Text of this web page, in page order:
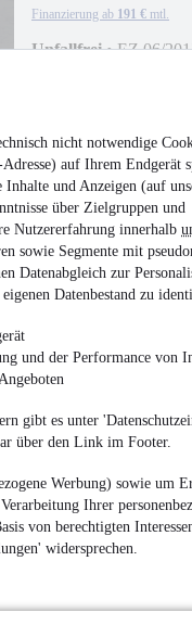
nicht notwendige
auf Ihrem Endgerät
und Anzeigen (auf
über Zielgruppen und
Nutzererfahrung innerhalb
sowie Segmente mit
Datenabgleich zur
Datenbestand zu
und der Performance von
gibt es unter
über den Link im Footer.
Werbung) sowie um
Ihrer
von berechtigten
widersprechen.
Finanzierung ab 191 € mtl.
Unfallfrei•EZ 06/
Volkswagen Golf
SHZ
10.930 €
Finanzierung ab 111 € mtl.
Unfallfrei•EZ 05/
Colorverglasung
Volkswagen up! 1.0
PLUS
13.480 €¹